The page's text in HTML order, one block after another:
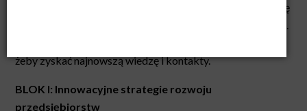
22 maja w Hotelu Warszawianka w Jachrance odbędzie się
natomiast Walne Zgromadzenie Członków Związku POiD.
żeby zyskać najnowszą wiedzę i kontakty.
BLOK I: Innowacyjne strategie rozwoju
przedsiębiorstw